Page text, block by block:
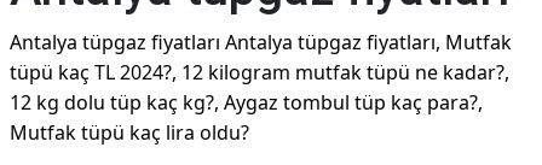
Antalya tüpgaz fiyatları Antalya tüpgaz fiyatları, Mutfak
tüpü kaç TL 2024?, 12 kilogram mutfak tüpü ne kadar?,
12 kg dolu tüp kaç kg?, Aygaz tombul tüp kaç para?,
Mutfak tüpü kaç lira oldu?